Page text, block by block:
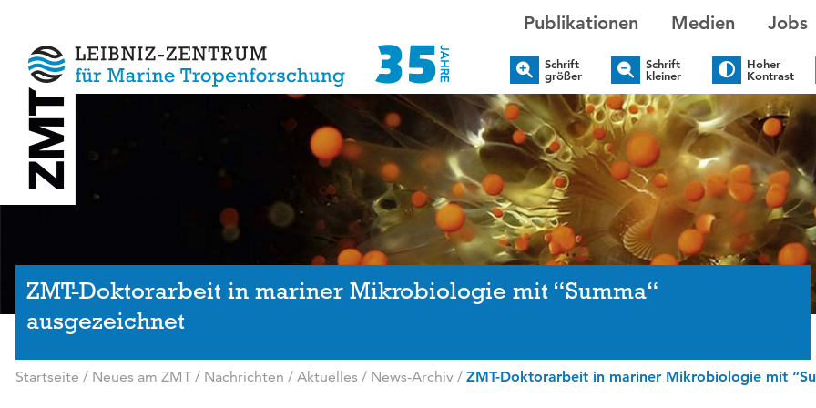
Publikationen Medien Jobs
Schrift
größer
Schrift
kleiner
Hoher
Kontrast
ZMT-Doktorarbeit in mariner Mikrobiologie mit “Summa“
ausgezeichnet
Startseite / Neues am ZMT/ Nachrichten / Aktuelles / News-Archiv/ ZMT-Doktorarbeit in mariner Mikrobiologie mit